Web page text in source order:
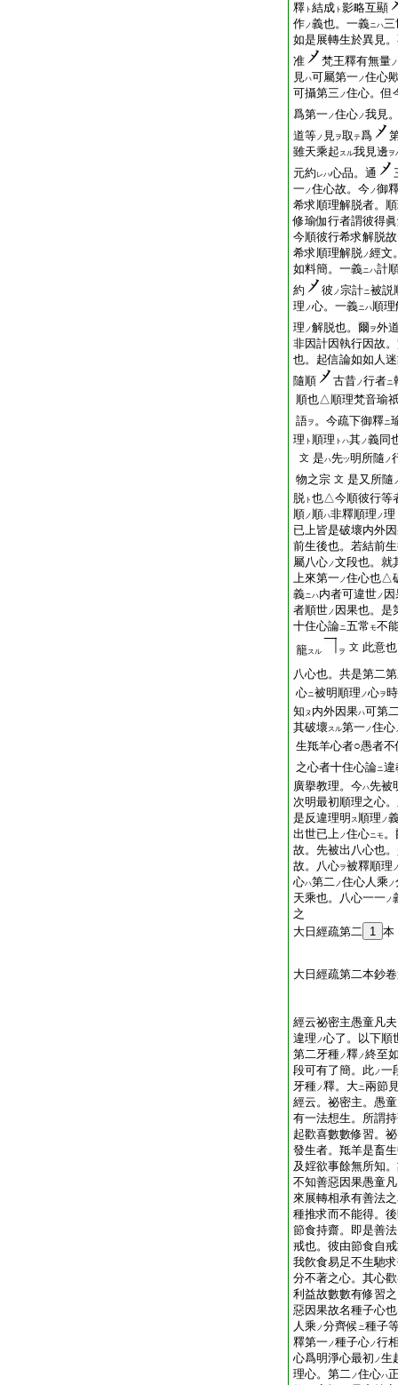
釋 ト 結成 ト 影略互顯
作ノ義也。一義ニハ三
如是展轉生於異見
准
梵王釋有無量ノ
見ハ可屬第一ノ住心
可攝第三 ノ住心。但
爲第一ノ住心ノ我見
道等ノ 見ヲ取テ爲
雖天乘起 スル我見邊 ヲ
元約 レハ心品。通
一ノ住心故。今ノ御
希求順理解脱者。
修瑜伽行者謂彼得
今順彼行希求解脱
希求順理解脱ノ經文
如料簡。一義ニハ計
約
彼 ノ宗計ニ被説
理 ノ心。一義ニハ順
理 ノ解脱也。爾 ヲ外
非因計因執行因故
也。起信論如如人
隨順
古昔ノ行者ニ
順也△順理梵音瑜祇
語ヲ 。今疏下御釋ニ
理 ト 順理 トハ其ノ義同
文 是ハ先ツ明所隨 ノ
物之宗 文 是又所隨
脱 ト 也△今順彼行等
順ノ 順ハ非釋順理 ノ理
已上皆是破壞内外
前生後也。若結前
屬八心ノ文段也。就
上來第一ノ住心也△
義ニハ内者可違世ノ
者順世ノ 因果也。是
十住心論ニ五常モ不
籠スル ヲ 文 此意
八心也。共是第二
心ニ被明順理 ノ心ヲ
知 ヌ 内外因果ハ可第
其破壞 スル第一ノ住心
生羝羊心者○愚者
之心者十住心論ニ違
廣擧教理。今ハ先被
次明最初順理之心
是反違理明 ス 順理 ノ
出世已上ノ住心ニモ
故。先被出八心也
故。八心ヲ被釋順理
心ハ第二ノ住心人乘 ノ
天乘也。八心一一ノ
之
大日經疏第二 1 本
大日經疏第二本鈔
經云祕密主愚童凡
違理 ノ心了。以下順
第二牙種ノ釋ノ終至
段可有了簡。此ノ一
牙種ノ釋。大ニ兩節
經云。祕密主。愚
有一法想生。所謂
起歡喜數數修習。
發生者。羝羊是畜
及婬欲事餘無所知
不知善惡因果愚童
來展轉相承有善法
種推求而不能得。
節食持齋。即是善
戒也。彼由節食自
我飮食易足不生馳
分不著之心。其心
利益故數數有修習
惡因果故名種子心
人乘 ノ分齊候ニ種子
釋第一ノ種子心ノ行
心爲明淨心最初 ノ生
理心。第二ノ住心ハ